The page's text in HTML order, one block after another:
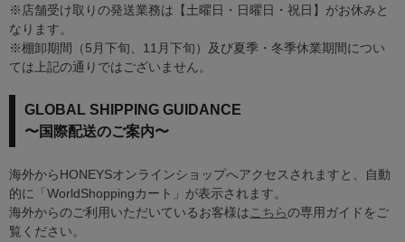
※店舗受け取りの発送業務は【土曜日・日曜日・祝日】がお休みと
なります。
※棚卸期間（5月下旬、11月下旬）及び夏季・冬季休業期間につい
ては上記の通りではございません。
GLOBAL SHIPPING GUIDANCE
〜国際配送のご案内〜
海外からHONEYSオンラインショップへアクセスされますと、自動
的に「WorldShoppingカート」が表示されます。
海外からのご利用いただいているお客様は こちらの専用ガイドをご
覧ください。